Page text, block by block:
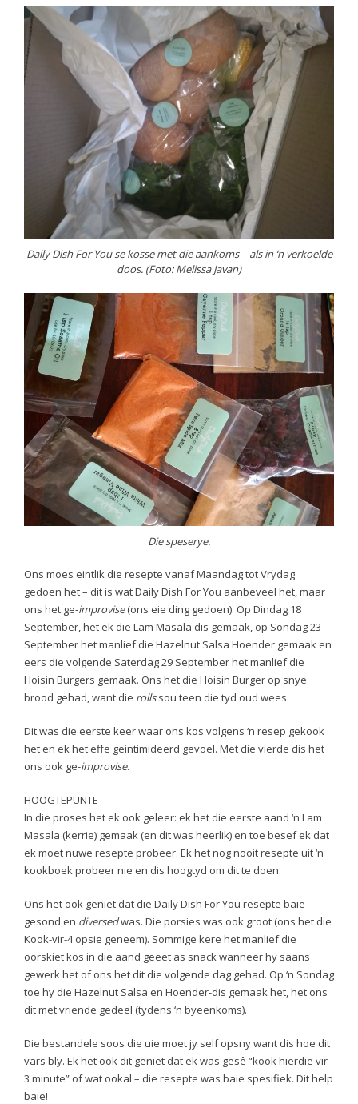
Daily Dish For You se kosse met die aankoms – als in ‘n verkoelde
doos. (Foto: Melissa Javan)
Die speserye.
Ons moes eintlik die resepte vanaf Maandag tot Vrydag
gedoen het – dit is wat Daily Dish For You aanbeveel het, maar
ons het ge-improvise(ons eie ding gedoen). Op Dindag 18
September, het ek die Lam Masala dis gemaak, op Sondag 23
September het manlief die Hazelnut Salsa Hoender gemaak en
eers die volgende Saterdag 29 September het manlief die
Hoisin Burgers gemaak. Ons het die Hoisin Burger op snye
brood gehad, want die rollssou teen die tyd oud wees.
Dit was die eerste keer waar ons kos volgens ‘n resep gekook
het en ek het effe geintimideerd gevoel. Met die vierde dis het
ons ook ge-improvise.
HOOGTEPUNTE
In die proses het ek ook geleer: ek het die eerste aand ‘n Lam
Masala (kerrie) gemaak (en dit was heerlik) en toe besef ek dat
ek moet nuwe resepte probeer. Ek het nog nooit resepte uit ‘n
kookboek probeer nie en dis hoogtyd om dit te doen.
Ons het ook geniet dat die Daily Dish For You resepte baie
gesond en diversedwas. Die porsies was ook groot (ons het die
Kook-vir-4 opsie geneem). Sommige kere het manlief die
oorskiet kos in die aand geeet as snack wanneer hy saans
gewerk het of ons het dit die volgende dag gehad. Op ‘n Sondag
toe hy die Hazelnut Salsa en Hoender-dis gemaak het, het ons
dit met vriende gedeel (tydens ‘n byeenkoms).
Die bestandele soos die uie moet jy self opsny want dis hoe dit
vars bly. Ek het ook dit geniet dat ek was gesê “kook hierdie vir
3 minute” of wat ookal – die resepte was baie spesifiek. Dit help
baie!